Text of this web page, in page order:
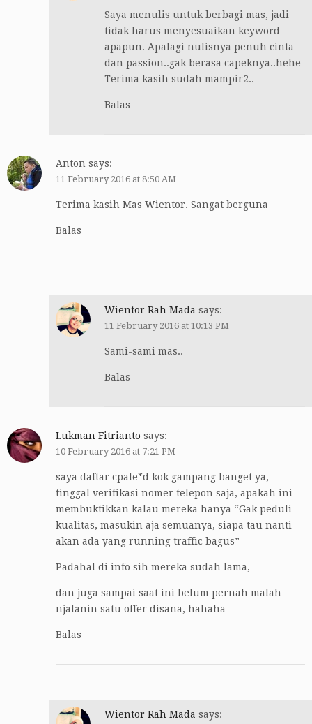
Saya menulis untuk berbagi mas, jadi
tidak harus menyesuaikan keyword
apapun. Apalagi nulisnya penuh cinta
dan passion..gak berasa capeknya..hehe
Terima kasih sudah mampir2..
Balas
Anton says:
11 February 2016 at 8:50 AM
Terima kasih Mas Wientor. Sangat berguna
Balas
Wientor Rah Mada says:
11 February 2016 at 10:13 PM
Sami-sami mas..
Balas
Lukman Fitrianto says:
10 February 2016 at 7:21 PM
saya daftar cpale*d kok gampang banget ya,
tinggal verifikasi nomer telepon saja, apakah ini
membuktikkan kalau mereka hanya “Gak peduli
kualitas, masukin aja semuanya, siapa tau nanti
akan ada yang running traffic bagus”
Padahal di info sih mereka sudah lama,
dan juga sampai saat ini belum pernah malah
njalanin satu offer disana, hahaha
Balas
Wientor Rah Mada says: